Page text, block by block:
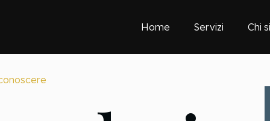
Home Servizi Chi